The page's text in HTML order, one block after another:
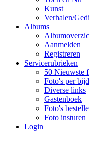
Kunst
Verhalen/
Albums
Aanmelden
Registreren
Servicerubrieken
50 Nieuwste
Foto's per
Diverse links
Gastenboek
Foto's
Foto insturen
Login